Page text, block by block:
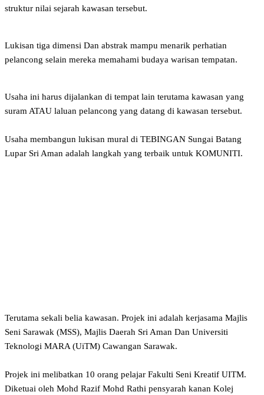
struktur nilai sejarah kawasan tersebut.
Lukisan tiga dimensi Dan abstrak mampu menarik perhatian
pelancong selain mereka memahami budaya warisan tempatan.
Usaha ini harus dijalankan di tempat lain terutama kawasan yang
suram ATAU laluan pelancong yang datang di kawasan tersebut.
Usaha membangun lukisan mural di TEBINGAN Sungai Batang
Lupar Sri Aman adalah langkah yang terbaik untuk KOMUNITI.
Terutama sekali belia kawasan. Projek ini adalah kerjasama Majlis
Seni Sarawak (MSS), Majlis Daerah Sri Aman Dan Universiti
Teknologi MARA (UiTM) Cawangan Sarawak.
Projek ini melibatkan 10 orang pelajar Fakulti Seni Kreatif UITM.
Diketuai oleh Mohd Razif Mohd Rathi pensyarah kanan Kolej